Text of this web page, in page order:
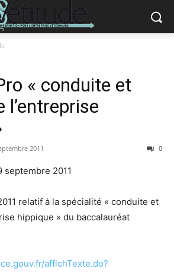
« conduite et
l’entreprise
2011 0
septembre 2011
relatif à la spécialité « conduite et
hippique » du baccalauréat
affichTexte.do?